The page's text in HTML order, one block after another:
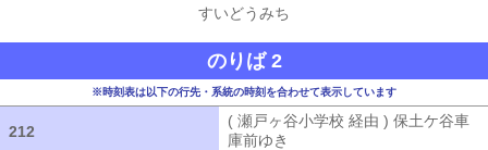
すいどうみち
のりば 2
※時刻表は以下の行先・系統の時刻を合わせて表示しています
212
( 瀬戸ヶ谷小学校 経由 ) 保土ケ谷車
庫前ゆき